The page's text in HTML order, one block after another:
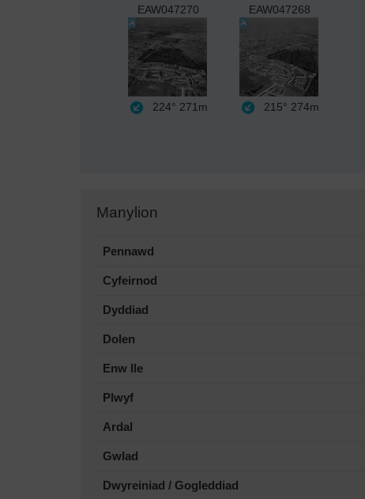
EAW047270
224° 271m
EAW047268
215° 274m
Manylion
Pennawd
Cyfeirnod
Dyddiad
Dolen
Enw lle
Plwyf
Ardal
Gwlad
Dwyreiniad / Gogleddiad